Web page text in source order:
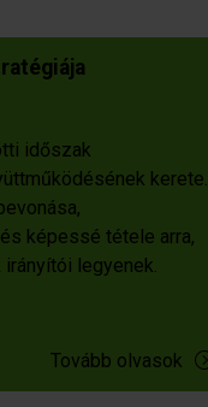
időszak
kerete.
képessé tétele arra,
irányítói legyenek.
Tovább olvasok